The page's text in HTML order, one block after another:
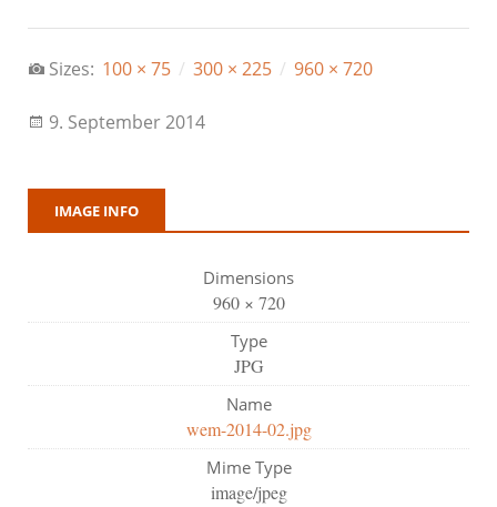
Sizes: 100 × 75 / 300 × 225 / 960 × 720
9. September 2014
IMAGE INFO
Dimensions
960 × 720
Type
JPG
Name
wem-2014-02.jpg
Mime Type
image/jpeg